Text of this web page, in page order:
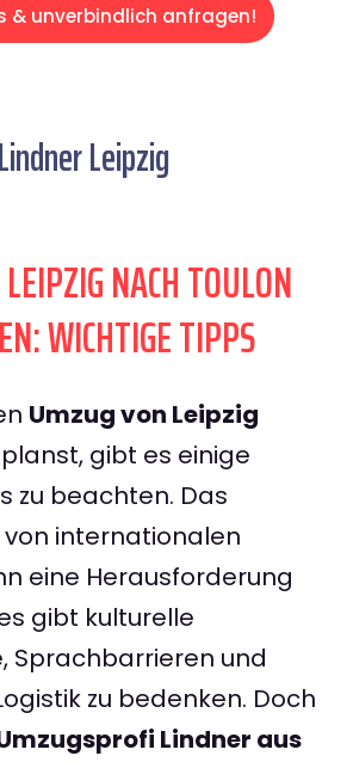
& unverbindlich anfragen!
Leipzig
NACH TOULON
WICHTIGE TIPPS
Umzug von Leipzig
planst, gibt es einige
zu beachten. Das
internationalen
eine Herausforderung
gibt kulturelle
Sprachbarrieren und
zu bedenken. Doch
Lindner aus